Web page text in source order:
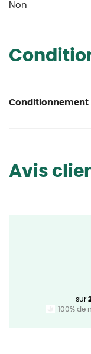
Non
Conditionnement
Avis
sur
100% de